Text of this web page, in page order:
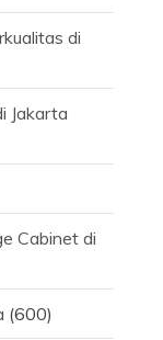
di
Jakarta
Cabinet di
(600)